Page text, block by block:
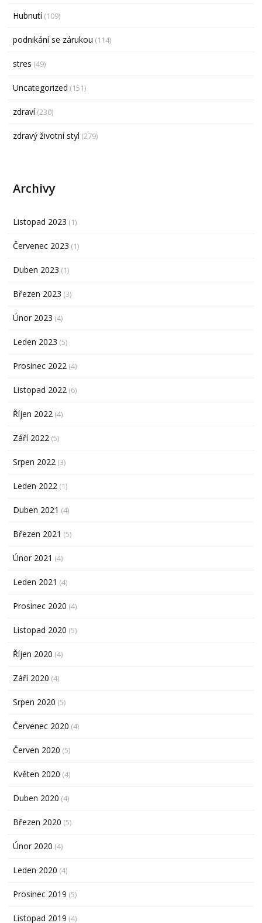
Hubnutí(109)
podnikání se zárukou (114)
stres (49)
Uncategorized (151)
zdraví(230)
zdravý životní styl (279)
Archivy
Listopad 2023 (1)
Červenec 2023 (1)
Duben 2023 (1)
Březen 2023 (3)
Únor 2023 (4)
Leden 2023 (5)
Prosinec 2022 (4)
Listopad 2022 (6)
Říjen 2022 (4)
Září 2022 (5)
Srpen 2022 (3)
Leden 2022 (1)
Duben 2021 (4)
Březen 2021 (5)
Únor 2021 (4)
Leden 2021 (4)
Prosinec 2020 (4)
Listopad 2020 (5)
Říjen 2020 (4)
Září 2020 (4)
Srpen 2020 (5)
Červenec 2020 (4)
Červen 2020 (5)
Květen 2020 (4)
Duben 2020 (4)
Březen 2020 (5)
Únor 2020 (4)
Leden 2020 (4)
Prosinec 2019 (5)
Listopad 2019 (4)